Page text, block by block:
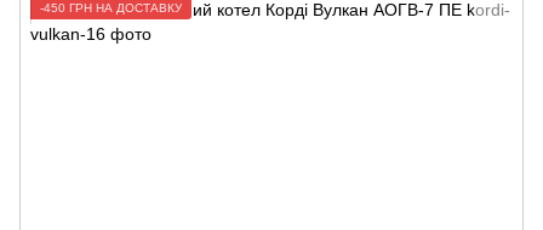
-450 ГРН НА ДОСТАВКУ